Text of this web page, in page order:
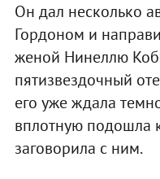
Он дал несколько
Гордоном и
женой Нинеллю
пятизвездочный
его уже ждала
вплотную подошла
заговорила с ним.